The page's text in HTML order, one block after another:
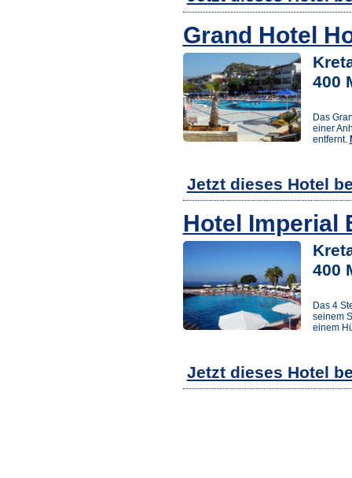
Grand Hotel
400
Das
einer
entfernt.
Jetzt dieses Hotel
Hotel Imperial
400
Das 4
seinem
einem
Jetzt dieses Hotel